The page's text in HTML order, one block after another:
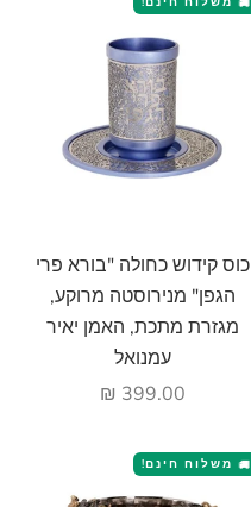
🚚
כוס קידוש כחולה "בורא פרי
הגפן" מנירוסטה מרוקע,
מגזרת מתכת, האמן יאיר
עמנואל
מחיר מבצע
399.00 ₪
🚚 משלוח חינם!